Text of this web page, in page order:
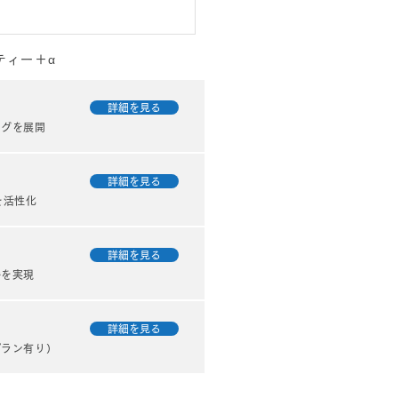
より“形にする”ことの
ご相談をいただいていま
、以前からお付き合いの
新しく作りたいというご相
ました。 このお客さま
ィー＋α
を展開
詳細を見る
活性化
詳細を見る
実現
詳細を見る
ン有り）
詳細を見る